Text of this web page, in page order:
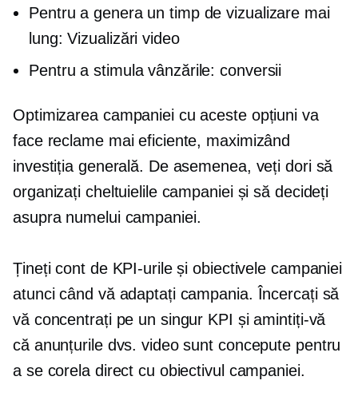
Pentru a genera un timp de vizualizare mai
lung: Vizualizări video
Pentru a stimula vânzările: conversii
Optimizarea campaniei cu aceste opțiuni va
face reclame mai eficiente, maximizând
investiția generală. De asemenea, veți dori să
organizați cheltuielile campaniei și să decideți
asupra numelui campaniei.
Țineți cont de KPI-urile și obiectivele campaniei
atunci când vă adaptați campania. Încercați să
vă concentrați pe un singur KPI și amintiți-vă
că anunțurile dvs. video sunt concepute pentru
a se corela direct cu obiectivul campaniei.